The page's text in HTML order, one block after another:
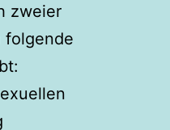
zweier
folgende